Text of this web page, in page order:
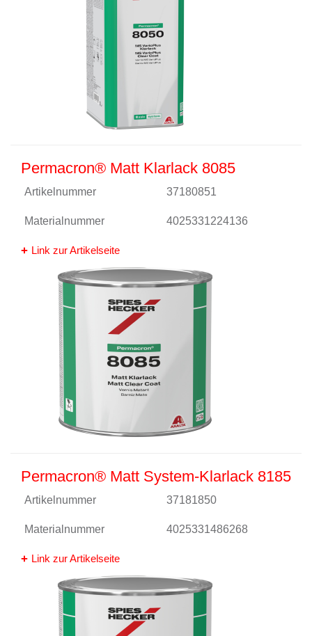
Permacron® Matt Klarlack 8085
Artikelnummer 37180851
Materialnummer 4025331224136
Link zur Artikelseite
Permacron® Matt System-Klarlack 8185
Artikelnummer 37181850
Materialnummer 4025331486268
Link zur Artikelseite